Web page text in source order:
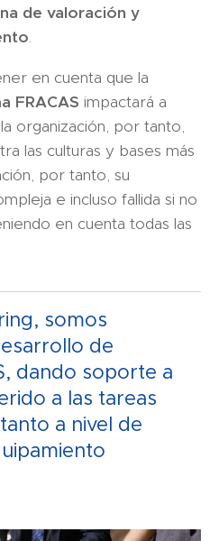
de valoración y
.
en cuenta que la
FRACAS impactará a
organización, por tanto,
las culturas y bases más
por tanto, su
e incluso fallida si no
en cuenta todas las
somos
de
dando soporte a
a las tareas
a nivel de